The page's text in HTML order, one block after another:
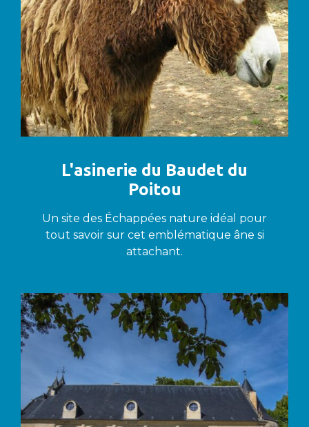
L'asinerie du Baudet du
Poitou
Un site des Échappées nature idéal pour
tout savoir sur cet emblématique âne si
attachant.